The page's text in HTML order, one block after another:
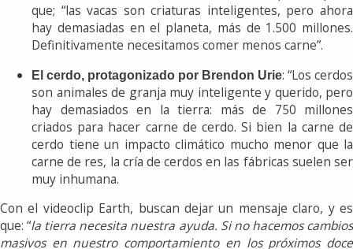
que; “las vacas son criaturas inteligentes, pero ahora
hay demasiadas en el planeta, más de 1.500 millones.
Definitivamente necesitamos comer menos carne”.
El cerdo, protagonizado por Brendon Urie: “Los cerdos
son animales de granja muy inteligente y querido, pero
hay demasiados en la tierra: más de 750 millones
criados para hacer carne de cerdo. Si bien la carne de
cerdo tiene un impacto climático mucho menor que la
carne de res, la cría de cerdos en las fábricas suelen ser
muy inhumana.
Con el videoclip Earth, buscan dejar un mensaje claro, y es
que: “la tierra necesita nuestra ayuda. Si no hacemos cambios
masivos en nuestro comportamiento en los próximos doce